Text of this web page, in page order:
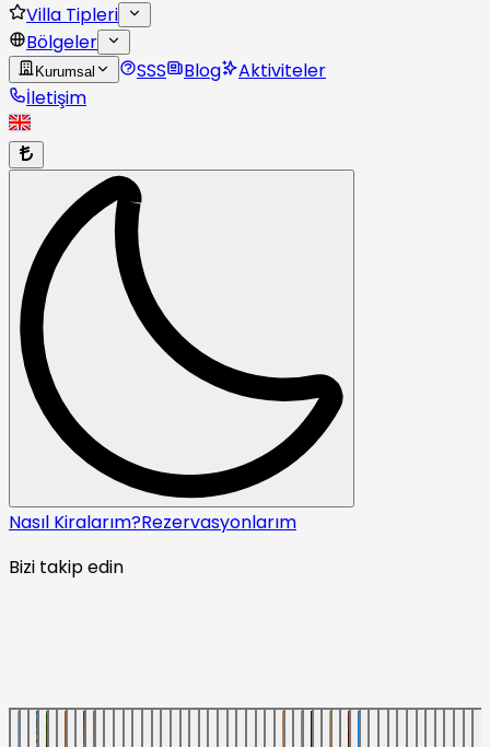
Villa Tipleri
Bölgeler
Kurumsal SSS Blog
Aktiviteler
İletişim
Nasıl Kiralarım?Rezervasyonlarım
Bizi takip edin